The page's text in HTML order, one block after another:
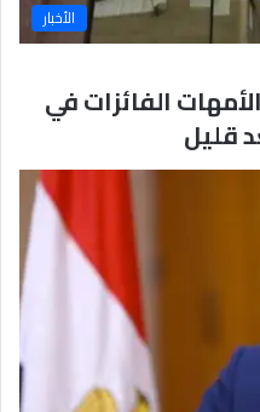
الأخبار
الفائزات في
قليل